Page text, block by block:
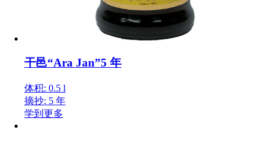
干邑“Ara Jan”5 年
体积: 0.5 l
摘抄: 5 年
学到更多